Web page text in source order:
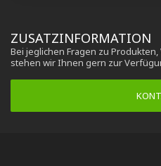
ZUSATZINFORMATION
Bei jeglichen Fragen zu
stehen wir Ihnen gern zur